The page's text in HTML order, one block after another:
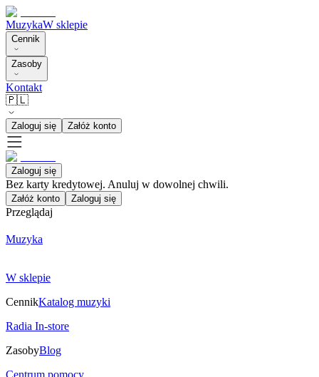
MuzykaW sklepie
Cennik
Zasoby
Kontakt
🇵🇱
Zaloguj się Załóż konto
Zaloguj się
Bez karty kredytowej. Anuluj w dowolnej chwili.
Załóż konto Zaloguj się
Przeglądaj
Muzyka
W sklepie
CennikKatalog muzyki
Radia In-store
ZasobyBlog
Centrum pomocy